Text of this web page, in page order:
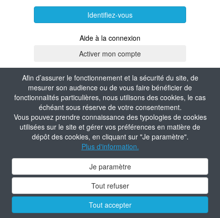
Afin d’assurer le fonctionnement et la sécurité du site, de
mesurer son audience ou de vous faire bénéficier de
fonctionnalités particulières, nous utilisons des cookies, le cas
échéant sous réserve de votre consentement.
Vous pouvez prendre connaissance des typologies de cookies
utilisées sur le site et gérer vos préférences en matière de
dépôt des cookies, en cliquant sur "Je paramètre".
Plus d'information.
Je paramètre
Tout refuser
Tout accepter
Identifiez-vous
Aide à la connexion